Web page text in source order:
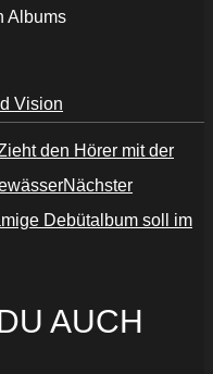
Albums
Vision
den Hörer mit der
Nächster
Debütalbum soll im
AUCH